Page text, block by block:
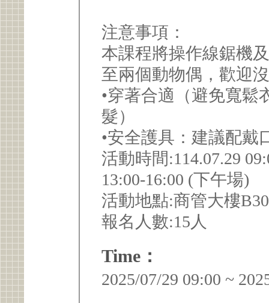
注意事項：
本課程將操作線鋸機
至兩個動物偶，歡迎
•穿著合適（避免寬鬆
髮）
•安全護具：建議配戴
活動時間:114.07.29
13:00-16:00 (下午場)
活動地點:商管大樓
報名人數:15人
Time：
2025/07/29 09:00 ~